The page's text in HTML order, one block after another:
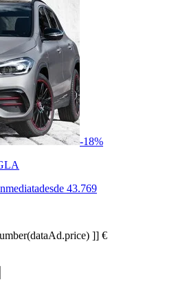
-18%
desde 43.769
]] €